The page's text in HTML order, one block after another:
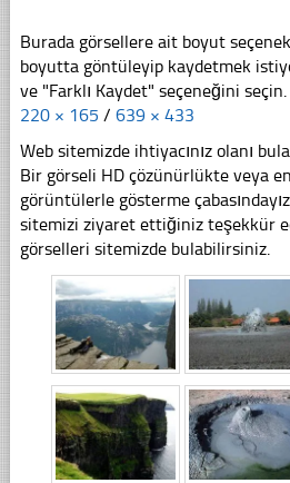
Burada görsellere ait boyut
boyutta göntüleyip kaydetmek
ve "Farklı Kaydet" seçeneğini seçin.
220 × 165 / 639 × 433
Web sitemizde ihtiyacınız olanı
Bir görseli HD çözünürlükte veya
görüntülerle gösterme
sitemizi ziyaret ettiğiniz teşekkür
görselleri sitemizde bulabilirsiniz.